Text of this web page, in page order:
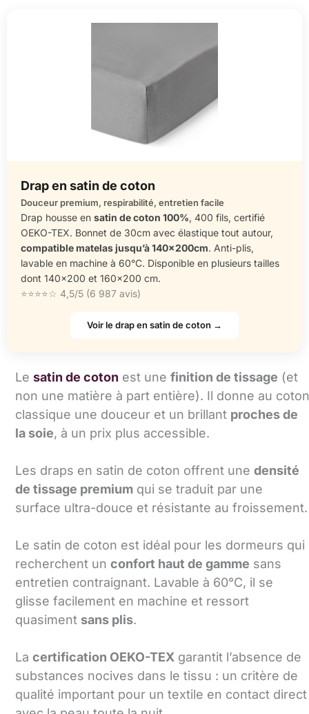
Drap en satin de coton
Douceur premium, respirabilité, entretien facile
Drap housse en satin de coton 100%, 400 fils, certifié
OEKO-TEX. Bonnet de 30cm avec élastique tout autour,
compatible matelas jusqu’à 140x200cm. Anti-plis,
lavable en machine à 60°C. Disponible en plusieurs tailles
dont 140×200 et 160×200 cm.
⭐⭐⭐⭐☆ 4,5/5 (6 987 avis)
Voir le drap en satin de coton →
Le satin de coton est une finition de tissage (et
non une matière à part entière). Il donne au coton
classique une douceur et un brillant proches de
la soie, à un prix plus accessible.
Les draps en satin de coton offrent une densité
de tissage premium qui se traduit par une
surface ultra-douce et résistante au froissement.
Le satin de coton est idéal pour les dormeurs qui
recherchent un confort haut de gamme sans
entretien contraignant. Lavable à 60°C, il se
glisse facilement en machine et ressort
quasiment sans plis.
La certification OEKO-TEX garantit l’absence de
substances nocives dans le tissu : un critère de
qualité important pour un textile en contact direct